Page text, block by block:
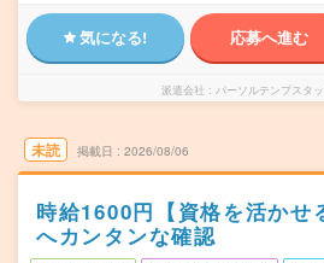
気になる! 応募へ進む
派遣会社 パーソルテンプスタ
未読 掲載日 2026/08/06
時給1600円【資格を活かせ
へカンタンな確認